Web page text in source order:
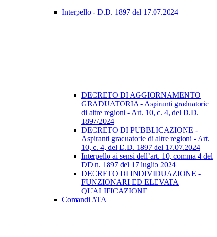
Interpello - D.D. 1897 del 17.07.2024
DECRETO DI AGGIORNAMENTO
GRADUATORIA - Aspiranti graduatorie
di altre regioni - Art. 10, c. 4, del D.D.
1897/2024
DECRETO DI PUBBLICAZIONE -
Aspiranti graduatorie di altre regioni - Art.
10, c. 4, del D.D. 1897 del 17.07.2024
Interpello ai sensi dell’art. 10, comma 4 del
DD n. 1897 del 17 luglio 2024
DECRETO DI INDIVIDUAZIONE -
FUNZIONARI ED ELEVATA
QUALIFICAZIONE
Comandi ATA